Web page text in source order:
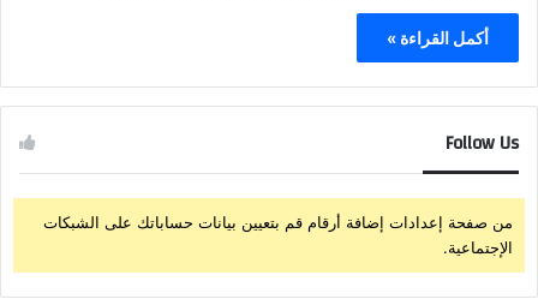
أكمل القراءة »
Follow Us
من صفحة إعدادات إضافة أرقام قم بتعيين بيانات حساباتك على الشبكات
الإجتماعية.